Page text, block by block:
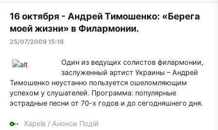
16 октября - Андрей Тимошенко: «Берега
моей жизни» в Филармонии.
25/07/2009 15:18
Один из ведущих солистов филармонии,
заслуженный артист Украины – Андрей
Тимошенко неустанно пользуется ошеломляющим
успехом у слушателей. Программа: популярные
эстрадные песни от 70-х годов и до сегодняшнего дня.
Харків / Анонси Подій